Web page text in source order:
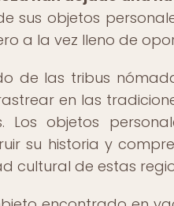
sus objetos
a la vez lleno de
de las tribus
en las
Los objetos
su historia y
cultural de estas